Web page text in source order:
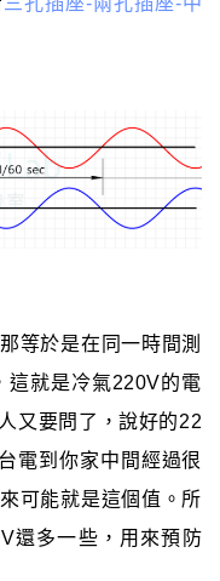
等於是在同一時間測
這就是冷氣220V的電
又要問了，說好的22
電到你家中間經過很
可能就是這個值。所
還多一些，用來預防